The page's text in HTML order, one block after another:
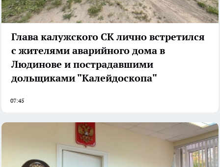
Глава калужского СК лично встретился
с жителями аварийного дома в
Людинове и пострадавшими
дольщиками "Калейдоскопа"
07:45